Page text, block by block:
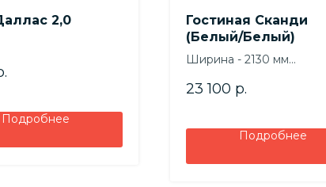
2,0
Подробнее
Гостиная Сканди
(Белый/Белый)
Ширина - 2130 мм
Глубина - 350 мм
23 100 р.
Подробнее